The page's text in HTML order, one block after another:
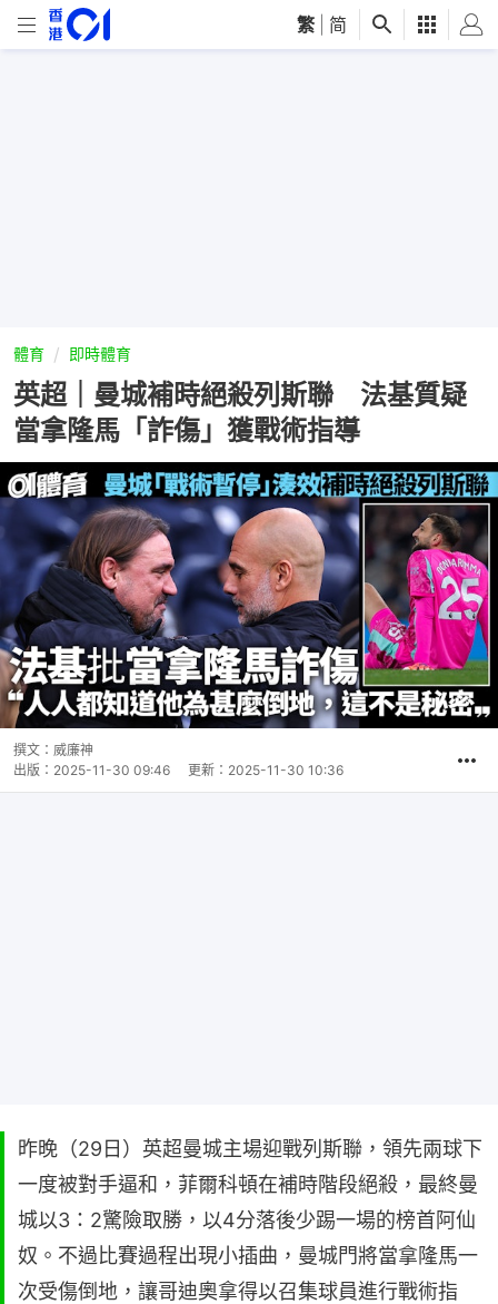
繁 简
體育 即時體育
英超｜曼城補時絕殺列斯聯 法基質疑
當拿隆馬「詐傷」獲戰術指導
撰文： 威廉神
出版： 2025-11-30 09:46 更新： 2025-11-30 10:36
昨晚（29日）英超曼城主場迎戰列斯聯，領先兩球下
一度被對手逼和，菲爾科頓在補時階段絕殺，最終曼
城以3：2驚險取勝，以4分落後少踢一場的榜首阿仙
奴。不過比賽過程出現小插曲，曼城門將當拿隆馬一
次受傷倒地，讓哥迪奧拿得以召集球員進行戰術指